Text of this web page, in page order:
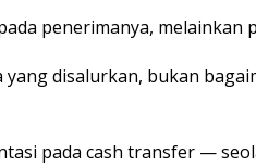
penerimanya, melainkan
disalurkan, bukan
pada cash transfer —